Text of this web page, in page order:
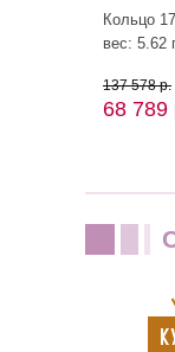
Кольцо
вес: 5.62
137 578 р.
68 789